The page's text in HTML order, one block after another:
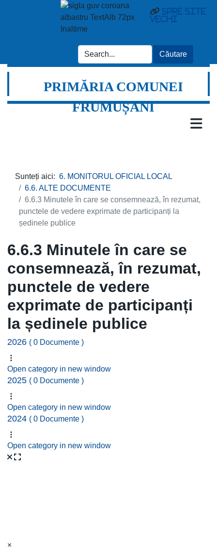
spre site
vechi
PRIMĂRIA COMUNEI
FRUMUȘANI
Sunteți aici: 6. MONITORUL OFICIAL LOCAL
6.6. ALTE DOCUMENTE
6.6.3 Minutele în care se consemnează, în rezumat,
punctele de vedere exprimate de participanți la
ședinele publice
6.6.3 Minutele în care se
consemnează, în rezumat,
punctele de vedere
exprimate de participanți
la ședinele publice
2026 ( 0 Documente )
Open category in new window
2025 ( 0 Documente )
Open category in new window
2024 ( 0 Documente )
Open category in new window
×